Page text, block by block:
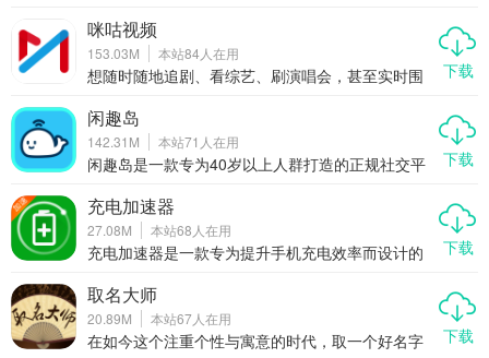
个对的人。心恋作为一款专注于打造真实、安全、
有趣交友体验的社交APP，正逐渐成为单身人群心
中的“恋爱加速器”。它不仅提供视频、语音、文字等
多种互动方式，还通过真人认证、智能匹配、动态
聊聊，为什么心恋能成为你脱单路上的贴心助手。
咪咕视频
153.03M 本站84 人在用
想随时随地追剧、看综艺、刷演唱会，甚至实时围
绝对是你的手机里不能少的一款全能型视频APP。
它不只是一个简单的播放器，更像是一个集影视、
体育、综艺、直播于一体的移动娱乐中心。无论你
是剧迷、球迷，还是爱追星的粉丝党，咪咕视频都
聊，为什么这款APP能成为越来越多人的追剧看赛
首选。
下载
闲趣岛
142.31M 本站71 人在用
闲趣岛是一款专为40岁以上人群打造的正规社交平
的交友环境。无论你是想找志同道合的朋友一起线
下聚会，还是单身想寻找另一半，亦或是只是想找
人聊聊天、唱唱歌、打发时间，闲趣岛都能满足你
的需求。在这里，你可以加入同城群、兴趣群，结
活。
下载
充电加速器
27.08M 本站68 人在用
充电加速器是一款专为提升手机充电效率而设计的
过优化手机的充电流程，这款应用让用户的手机在
短时间内恢复更多电量，无论是外出办事、观看视
频、聊天还是约会，都能有效缓解因电量不足带来
的焦虑感。作为一款高效实用的工具类应用，充电
下载
取名大师
20.89M 本站67人在用
在如今这个注重个性与寓意的时代，取一个好名字
下载